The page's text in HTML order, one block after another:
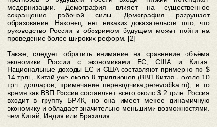
модернизации. Демография влияет на существенное
сокращение рабочей силы. Демография разрушает
образование. Наконец, нет никаких доказательств того, что
руководство России в обозримом будущем может пойти на
проведение более широких реформ. [2]
Также, следует обратить внимание на сравнение объёма
экономики России с экономиками ЕС, США и Китая.
Национальные доходы ЕС и США составляют примерно по $
14 трлн, Китай уже около 8 триллионов (ВВП Китая - около 10
трл. долларов, примечание переводчика,perevodika.ru), в то
время как ВВП России составляет всего около $ 2 трлн. Россия
входит в группу БРИК, но она имеет менее динамичную
экономику и обладает значительно меньшими возможностями,
чем Китай, Индия или Бразилия.